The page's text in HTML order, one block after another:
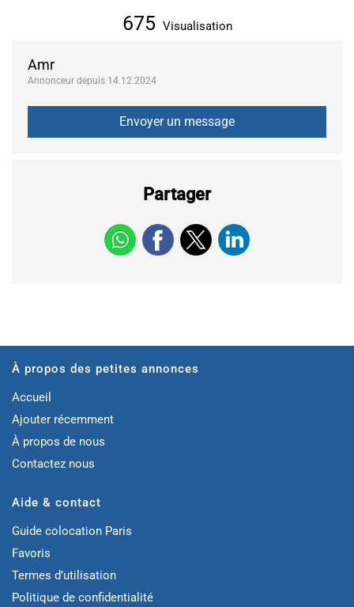
Amr
Annonceur depuis 14.12.2024
Partager
675 Visualisation
À propos des petites annonces
Accueil
Ajouter récemment
À propos de nous
Contactez nous
Aide & contact
Guide colocation Paris
Favoris
Termes d’utilisation
Politique de confidentialité